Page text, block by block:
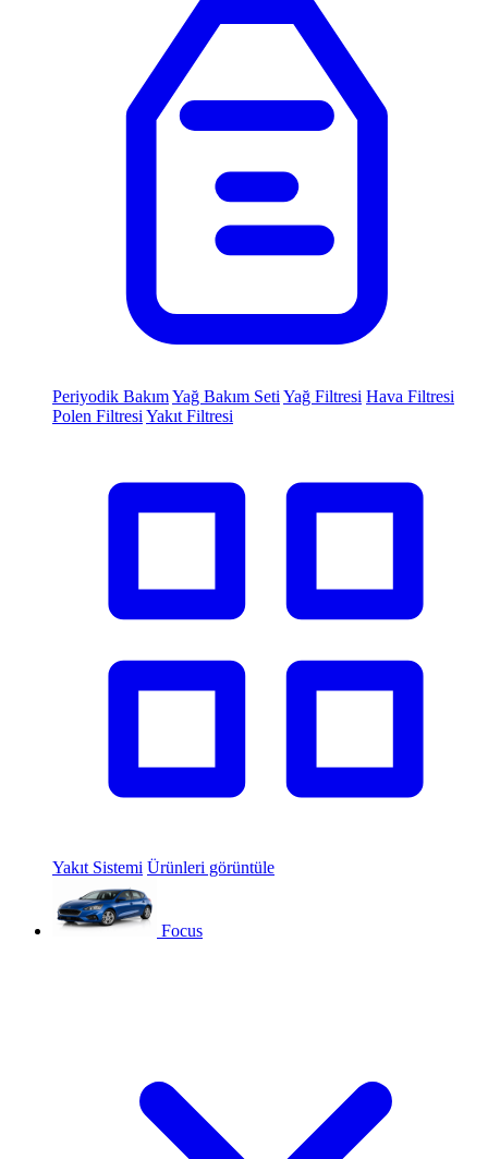
Periyodik BakımYağ Bakım Seti Yağ Filtresi Hava Filtresi
Polen Filtresi Yakıt Filtresi
Yakıt Sistemi Ürünleri görüntüle
Focus